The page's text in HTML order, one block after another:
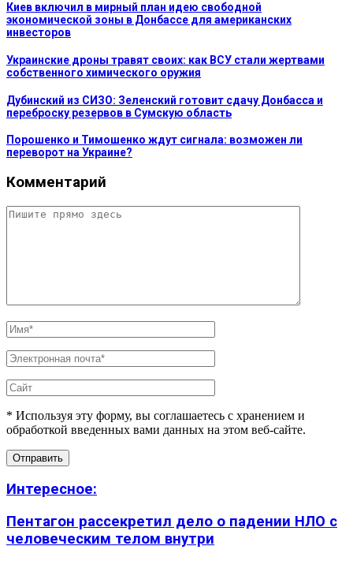
Киев включил в мирный план идею свободной
экономической зоны в Донбассе для американских
инвесторов
Украинские дроны травят своих: как ВСУ стали жертвами
собственного химического оружия
Дубинский из СИЗО: Зеленский готовит сдачу Донбасса и
переброску резервов в Сумскую область
Порошенко и Тимошенко ждут сигнала: возможен ли
переворот на Украине?
Комментарий
* Используя эту форму, вы соглашаетесь с хранением и
обработкой введенных вами данных на этом веб-сайте.
Интересное:
Пентагон рассекретил дело о падении НЛО с
человеческим телом внутри